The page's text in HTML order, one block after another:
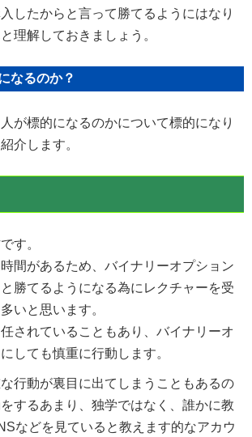
したからと言って勝てるようにはなり
理解しておきましょう。
なるのか？
が標的になるのかについて標的になり
介します。
す。
間があるため、バイナリーオプション
勝てるようになる為にレクチャーを受
いと思います。
されていることもあり、バイナリーオ
しても慎重に行動します。
行動が裏目に出てしまうこともあるの
するあまり、独学ではなく、誰かに教
などを見ていると教えます的なアカウ